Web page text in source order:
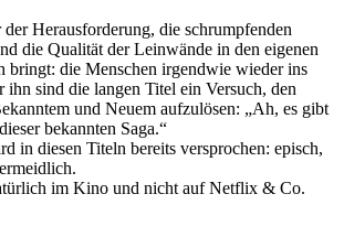
Herausforderung, die schrumpfenden
die Qualität der Leinwände in den eigenen
bringt: die Menschen irgendwie wieder ins
sind die langen Titel ein Versuch, den
und Neuem aufzulösen: „Ah, es gibt
bekannten Saga.“
in diesen Titeln bereits versprochen: episch,
im Kino und nicht auf Netflix & Co.